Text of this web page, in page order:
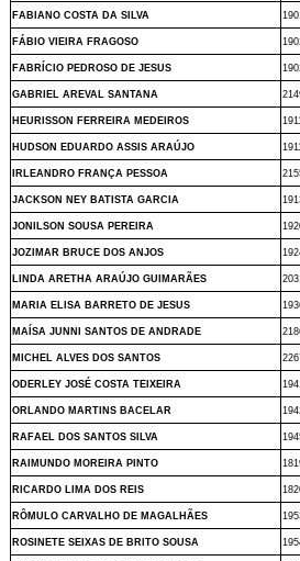
FABIANO COSTA DA SILVA
FÁBIO VIEIRA FRAGOSO
FABRÍCIO PEDROSO DE JESUS
GABRIEL AREVAL SANTANA
HEURISSON FERREIRA MEDEIROS
HUDSON EDUARDO ASSIS ARAÚJO
IRLEANDRO FRANÇA PESSOA
JACKSON NEY BATISTA GARCIA
JONILSON SOUSA PEREIRA
JOZIMAR BRUCE DOS ANJOS
LINDA ARETHA ARAÚJO GUIMARÃES
MARIA ELISA BARRETO DE JESUS
MAÍSA JUNNI SANTOS DE ANDRADE
MICHEL ALVES DOS SANTOS
ODERLEY JOSÉ COSTA TEIXEIRA
ORLANDO MARTINS BACELAR
RAFAEL DOS SANTOS SILVA
RAIMUNDO MOREIRA PINTO
RICARDO LIMA DOS REIS
RÔMULO CARVALHO DE MAGALHÃES
ROSINETE SEIXAS DE BRITO SOUSA